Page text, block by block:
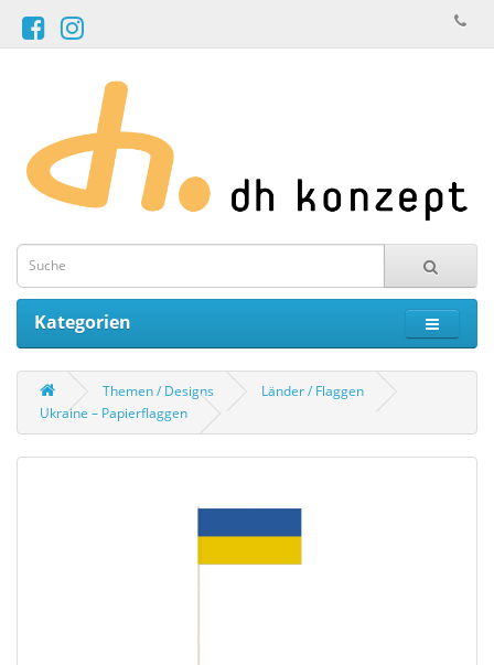
Kategorien
Themen / Designs
Länder / Flaggen
Ukraine – Papierflaggen